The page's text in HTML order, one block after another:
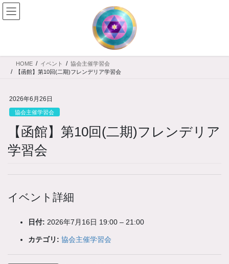
コ
ン
へ
ナ
ビ
ョ
HOME イベント
協会主催学習会
【函館】第10回(二期)フレンデリア学習会
2026年6月26日
協会主催学習会
【函館】第10回(二期)フレンデリア
学習会
イベント詳細
日付: 2026年7月16日 19:00 – 21:00
カテゴリ: 協会主催学習会